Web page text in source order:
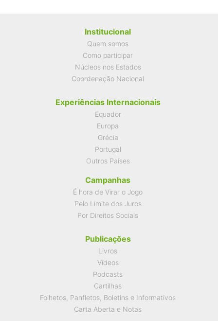
Institucional
Quem somos
Como participar
Núcleos nos Estados
Coordenação Nacional
Experiências Internacionais
Equador
Europa
Grécia
Portugal
Outros Países
Campanhas
É hora de Virar o Jogo
Pelo Limite dos Juros
Por Direitos Sociais
Publicações
Livros
Vídeos
Podcasts
Cartilhas
Folhetos, Panfletos, Boletins e Informativos
Carta Aberta e Notas